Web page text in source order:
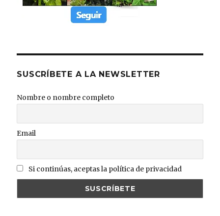
SUSCRÍBETE A LA NEWSLETTER
Nombre o nombre completo
Email
Si continúas, aceptas la política de privacidad